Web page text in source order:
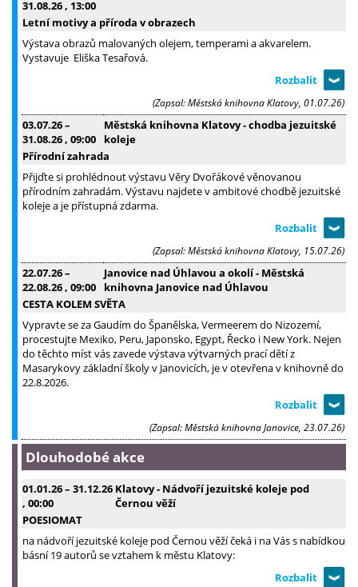
31.08.26 , 13:00
Letní motivy a příroda v obrazech
Výstava obrazů malovaných olejem, temperami a akvarelem.
Vystavuje Eliška Tesařová.
(Zapsal: Městská knihovna Klatovy, 01.07.26)
03.07.26–
31.08.26 , 09:00
Městská knihovna Klatovy - chodba jezuitské
koleje
Přírodní zahrada
Přijďte si prohlédnout výstavu Věry Dvořákové věnovanou
přírodním zahradám. Výstavu najdete v ambitové chodbě jezuitské
koleje a je přístupná zdarma.
(Zapsal: Městská knihovna Klatovy, 15.07.26)
22.07.26–
22.08.26 , 09:00
Janovice nad Úhlavou a okolí - Městská
knihovna Janovice nad Úhlavou
CESTA KOLEM SVĚTA
Vypravte se za Gaudím do Španělska, Vermeerem do Nizozemí,
procestujte Mexiko, Peru, Japonsko, Egypt, Řecko i New York. Nejen
do těchto míst vás zavede výstava výtvarných prací dětí z
Masarykovy základní školy v Janovicích, je v otevřena v knihovně do
22.8.2026.
(Zapsal: Městská knihovna Janovice, 23.07.26)
Dlouhodobé akce
01.01.26– 31.12.26
, 00:00
Klatovy - Nádvoří jezuitské koleje pod
Černou věží
POESIOMAT
na nádvoří jezuitské koleje pod Černou věží čeká i na Vás s nabídkou
básní 19 autorů se vztahem k městu Klatovy: